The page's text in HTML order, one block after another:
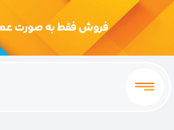
فروش فقط به صورت